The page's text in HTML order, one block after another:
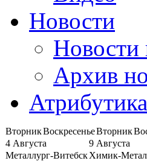
Новости
Архив
Атрибутика
ВторникВоскресеньеВторник
4 Августа
9 Августа
Металлург-ВитебскХимик-